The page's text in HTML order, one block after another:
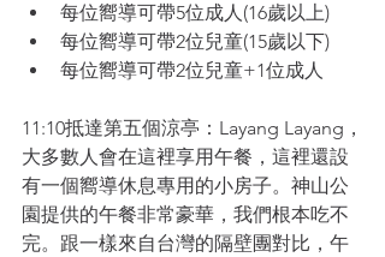
每位嚮導可帶5位成人(16歲以上)
每位嚮導可帶2位兒童(15歲以下)
每位嚮導可帶2位兒童+1位成人
11:10抵達第五個涼亭：Layang Layang，
大多數人會在這裡享用午餐，這裡還設
有一個嚮導休息專用的小房子。神山公
園提供的午餐非常豪華，我們根本吃不
完。跟一樣來自台灣的隔壁團對比，午